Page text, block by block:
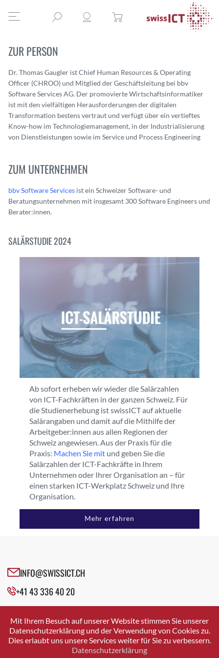
ZUR PERSON
Dr. Thomas Gaugler ist Chief Human Resources & Operating
Officer (CHROO) und Mitglied der Geschäftsleitung bei bbv
Software Services AG. Der promovierte Wirtschaftsinformatiker
ist mit den vielfältigen Herausforderungen der digitalen
Transformation bestens vertraut und verfügt über ein vertieftes
Know-how im Technologiemanagement, in der Industrialisierung
von Dienstleistungen sowie im Service und Process Engineering
ZUM UNTERNEHMEN
bbv Software Services ist ein Schweizer Software- und
Beratungsunternehmen mit insgesamt 300 Software Engineers und
Berater:innen.
SALÄRSTUDIE 2024
Ab sofort erheben wir wieder die Salärzahlen
von ICT-Fachkräften in der ganzen Schweiz. Für
die Studienerhebung ist swissICT auf aktuelle
Salärangaben und damit auf die Mithilfe der
Arbeitgeber:innen aus allen Regionen der
Schweiz angewiesen. Aus der Praxis für die
Praxis: Machen Sie mit und geben Sie die
Salärzahlen der ICT-Fachkräfte in Ihrem
Unternehmen oder Ihrer Organisation an – für
einen starken ICT-Werkplatz Schweiz und Ihre
Organisation.
Mehr erfahren
INFO@SWISSICT.CH
+41 43 336 40 20
SWISSICT
VULKANSTRASSE 120
8048 ZURICH
Mit Ihrem Besuch auf unserer Website stimmen Sie unserer
Datenschutzerklärung und der Verwendung von Cookies zu.
Dies erlaubt uns unsere Services weiter für Sie zu verbessern.
Datenschutzerklärung